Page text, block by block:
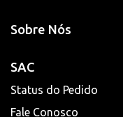
Sobre Nós
SAC
Status do Pedido
Fale Conosco